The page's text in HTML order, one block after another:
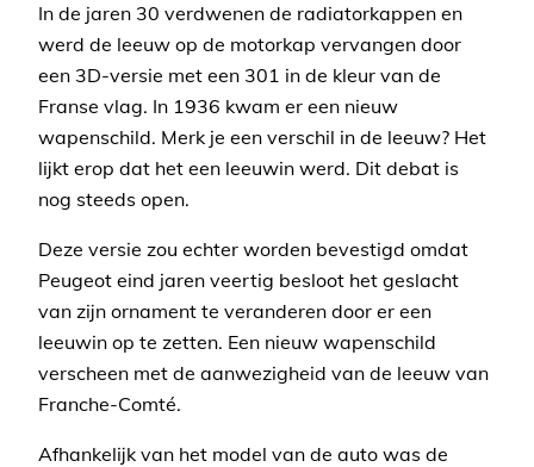
In de jaren 30 verdwenen de radiatorkappen en
werd de leeuw op de motorkap vervangen door
een 3D-versie met een 301 in de kleur van de
Franse vlag. In 1936 kwam er een nieuw
wapenschild. Merk je een verschil in de leeuw? Het
lijkt erop dat het een leeuwin werd. Dit debat is
nog steeds open.
Deze versie zou echter worden bevestigd omdat
Peugeot eind jaren veertig besloot het geslacht
van zijn ornament te veranderen door er een
leeuwin op te zetten. Een nieuw wapenschild
verscheen met de aanwezigheid van de leeuw van
Franche-Comté.
Afhankelijk van het model van de auto was de